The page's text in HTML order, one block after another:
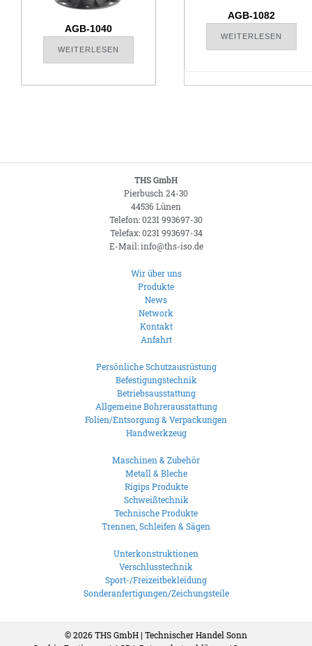
AGB-1040
WEITERLESEN
AGB-1082
WEITERLESEN
THS GmbH
Pierbusch 24-30
44536 Lünen
Telefon: 0231 993697-30
Telefax: 0231 993697-34
E-Mail: info@ths-iso.de
Wir über uns
Produkte
News
Network
Kontakt
Anfahrt
Persönliche Schutzausrüstung
Befestigungstechnik
Betriebsausstattung
Allgemeine Bohrerausstattung
Folien/Entsorgung & Verpackungen
Handwerkzeug
Maschinen & Zubehör
Metall & Bleche
Rigips Produkte
Schweißtechnik
Technische Produkte
Trennen, Schleifen & Sägen
Unterkonstruktionen
Verschlusstechnik
Sport-/Freizeitbekleidung
Sonderanfertigungen/Zeichungsteile
© 2026THS GmbH | Technischer Handel Sonn